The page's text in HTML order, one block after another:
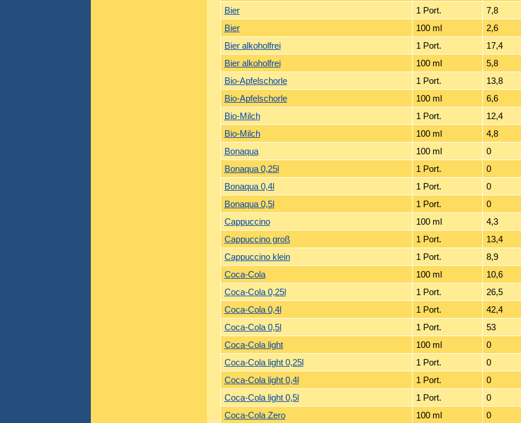
Bier
1 Port. 7,8
Bier
100 ml 2,6
Bier alkoholfrei
1 Port. 17,4
Bier alkoholfrei
100 ml 5,8
Bio-Apfelschorle
1 Port. 13,8
Bio-Apfelschorle
100 ml 6,6
Bio-Milch
1 Port. 12,4
Bio-Milch
100 ml 4,8
Bonaqua
100 ml 0
Bonaqua 0,25l
1 Port. 0
Bonaqua 0,4l
1 Port. 0
Bonaqua 0,5l
1 Port. 0
Cappuccino
100 ml 4,3
Cappuccino groß
1 Port. 13,4
Cappuccino klein
1 Port. 8,9
Coca-Cola
100 ml 10,6
Coca-Cola 0,25l
1 Port. 26,5
Coca-Cola 0,4l
1 Port. 42,4
Coca-Cola 0,5l
1 Port. 53
Coca-Cola light
100 ml 0
Coca-Cola light 0,25l
1 Port. 0
Coca-Cola light 0,4l
1 Port. 0
Coca-Cola light 0,5l
1 Port. 0
Coca-Cola Zero
100 ml 0